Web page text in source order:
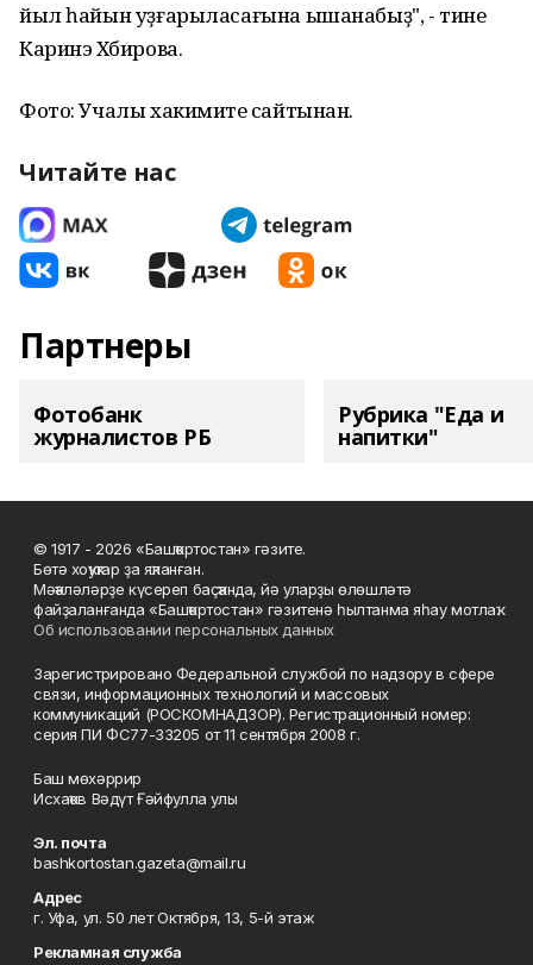
йыл һайын уҙғарыласағына ышанабыҙ", - тине
Каринэ Хәбирова.
Фото: Учалы хакимиәте сайтынан.
Читайте нас
Партнеры
Фотобанк
журналистов РБ
Рубрика "Еда и
напитки"
© 1917 - 2026 «Башҡортостан» гәзите.
Бөтә хоҡуҡтар ҙа яҡланған.
Мәҡәләләрҙе күсереп баҫҡанда, йә уларҙы өлөшләтә
файҙаланғанда «Башҡортостан» гәзитенә һылтанма яһау мотлаҡ.
Об использовании персональных данных
Зарегистрировано Федеральной службой по надзору в сфере
связи, информационных технологий и массовых
коммуникаций (РОСКОМНАДЗОР). Регистрационный номер:
серия ПИ ФС77-33205 от 11 сентября 2008 г.
Баш мөхәррир
Исхаҡов Вәдүт Ғәйфулла улы
Эл. почта
bashkortostan.gazeta@mail.ru
Адрес
г. Уфа, ул. 50 лет Октября, 13, 5-й этаж
Рекламная служба